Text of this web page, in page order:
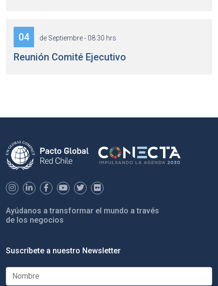
04 de Septiembre - 08:30 hrs
Reunión Comité Ejecutivo
Ayúdanos a transformar el mundo a través
de los negocios
Suscríbete a nuestro Newsletter